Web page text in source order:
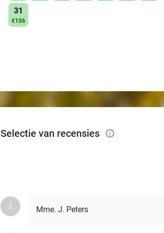
31
€156
Selectie van recensies info_outlined
J. Mme. J. Peters